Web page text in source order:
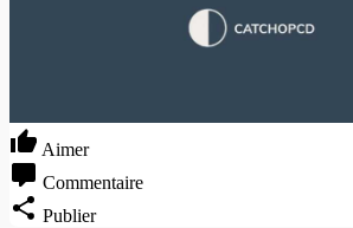
Aimer
Commentaire
Publier